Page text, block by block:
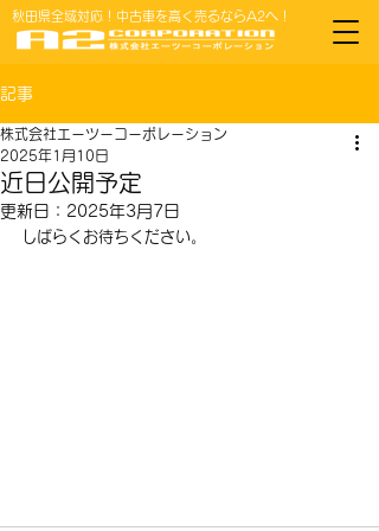
秋田県全域対応！中古車を高く売るならA2へ！
記事
近日公開予定
株式会社エーツーコーポレーション
2025年1月10日
更新日： 2025年3月7日
しばらくお待ちください。